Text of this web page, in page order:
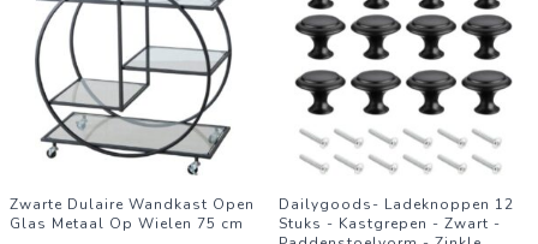
Zwarte Dulaire Wandkast Open
Glas Metaal Op Wielen 75 cm
Dailygoods- Ladeknoppen 12
Stuks - Kastgrepen - Zwart -